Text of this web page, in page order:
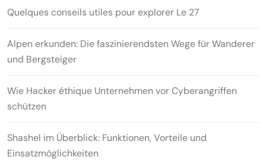
Quelques conseils utiles pour explorer Le 27
Alpen erkunden: Die faszinierendsten Wege für Wanderer
und Bergsteiger
Wie Hacker éthique Unternehmen vor Cyberangriffen
schützen
Shashel im Überblick: Funktionen, Vorteile und
Einsatzmöglichkeiten